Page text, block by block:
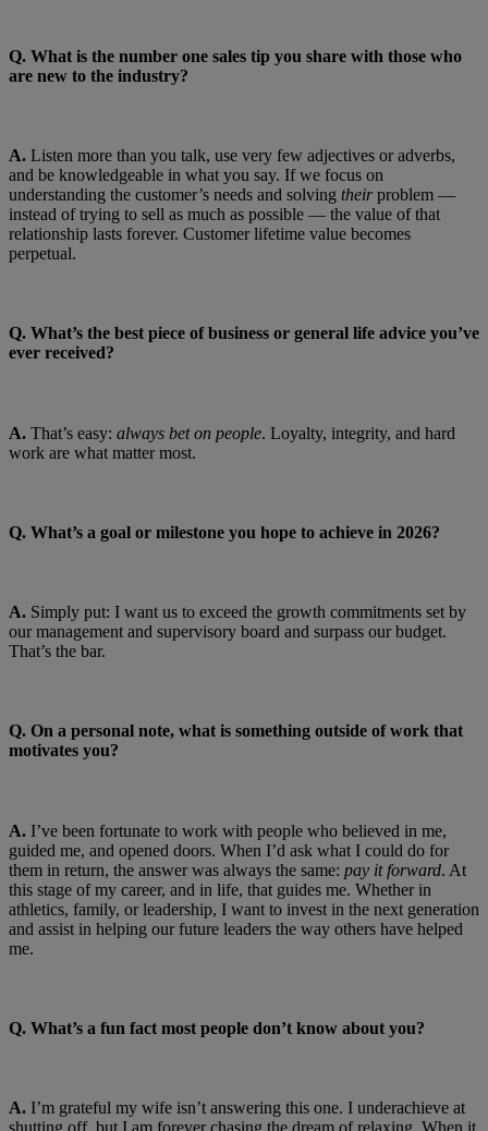
Q. What is the number one sales tip you share with those who
are new to the industry?
A. Listen more than you talk, use very few adjectives or adverbs,
and be knowledgeable in what you say. If we focus on
understanding the customer’s needs and solving theirproblem —
instead of trying to sell as much as possible — the value of that
relationship lasts forever. Customer lifetime value becomes
perpetual.
Q. What’s the best piece of business or general life advice you’ve
ever received?
A. That’s easy: always bet on people. Loyalty, integrity, and hard
work are what matter most.
Q. What’s a goal or milestone you hope to achieve in 2026?
A. Simply put: I want us to exceed the growth commitments set by
our management and supervisory board and surpass our budget.
That’s the bar.
Q. On a personal note, what is something outside of work that
motivates you?
A. I’ve been fortunate to work with people who believed in me,
guided me, and opened doors. When I’d ask what I could do for
them in return, the answer was always the same: pay it forward. At
this stage of my career, and in life, that guides me. Whether in
athletics, family, or leadership, I want to invest in the next generation
and assist in helping our future leaders the way others have helped
me.
Q. What’s a fun fact most people don’t know about you?
A. I’m grateful my wife isn’t answering this one. I underachieve at